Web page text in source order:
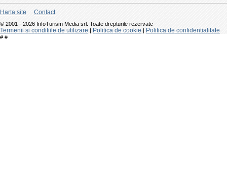
Harta site Contact
© 2001 - 2026 InfoTurism Media srl. Toate drepturile rezervate
Termenii si conditiile de utilizare | Politica de cookie | Politica de confidentialitate
# #